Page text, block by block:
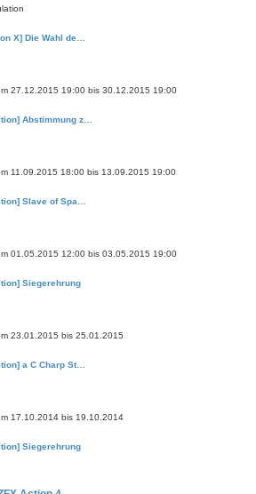
X] Die Wahl de…
27.12.2015 19:00 bis 30.12.2015 19:00
Abstimmung z…
11.09.2015 18:00 bis 13.09.2015 19:00
Slave of Spa…
01.05.2015 12:00 bis 03.05.2015 19:00
Siegerehrung
23.01.2015 bis 25.01.2015
a C Charp St…
17.10.2014 bis 19.10.2014
Siegerehrung